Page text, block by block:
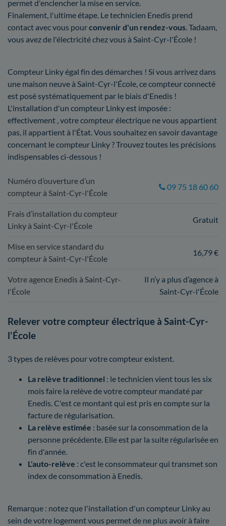
permet d'enclencher la mise en service.
Finalement, l'ultime étape. Le technicien Enedis prend
contact avec vous pourconvenir d'un rendez-vous. Tadaam,
vous avez de l'électricité chez vous à Saint-Cyr-l'École !
Compteur Linky égal fin des démarches ! Si vous arrivez dans
une maison neuve à Saint-Cyr-l'École, ce compteur connecté
est posé systématiquement par le biais d'Enedis !
L'installation d'un compteur Linky est imposée :
effectivement , votre compteur électrique ne vous appartient
pas, il appartient à l'État. Vous souhaitez en savoir davantage
concernant le compteur Linky ? Trouvez toutes les précisions
indispensables ci-dessous !
Numéro d’ouverture d’un
compteur à Saint-Cyr-l'École
09 75 18 60 60
Frais d’installation du compteur
Linky à Saint-Cyr-l'École
Gratuit
Mise en service standard du
compteur à Saint-Cyr-l'École
16,79 €
Votre agence Enedis à Saint-Cyr-
l'École
Il n’y a plus d’agence à
Saint-Cyr-l'École
Relever votre compteur électrique à Saint-Cyr-
l'École
3 types de relèves pour votre compteur existent.
La relève traditionnel : le technicien vient tous les six
mois faire la relève de votre compteur mandaté par
Enedis. C'est ce montant qui est pris en compte sur la
facture de régularisation.
La relève estimée : basée sur la consommation de la
personne précédente. Elle est par la suite régularisée en
fin d'année.
L'auto-relève : c'est le consommateur qui transmet son
index de consommation à Enedis.
Remarque : notez que l'installation d'un compteur Linky au
sein de votre logement vous permet de ne plus avoir à faire